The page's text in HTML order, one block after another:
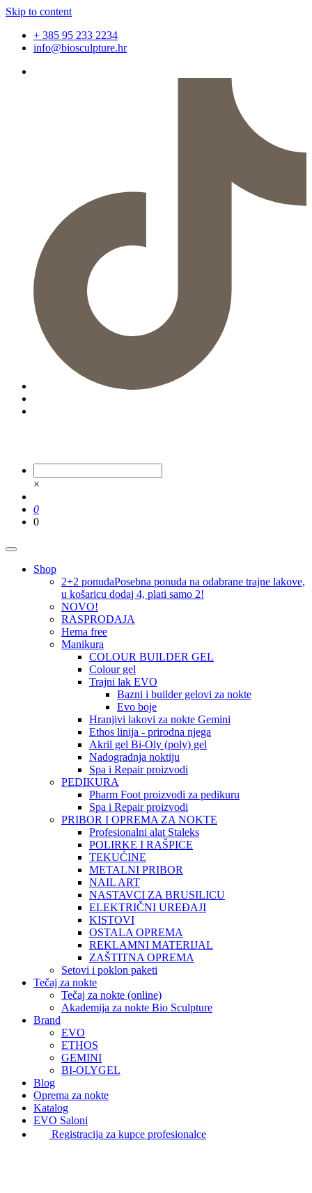
Skip to content
+ 385 95 233 2234
info@biosculpture.hr
×
0
0
Shop
2+2 ponudaPosebna ponuda na odabrane trajne lakove,
u košaricu dodaj 4, plati samo 2!
NOVO!
RASPRODAJA
Hema free
Manikura
COLOUR BUILDER GEL
Colour gel
Trajni lak EVO
Bazni i builder gelovi za nokte
Evo boje
Hranjivi lakovi za nokte Gemini
Ethos linija - prirodna njega
Akril gel Bi-Oly (poly) gel
Nadogradnja noktiju
Spa i Repair proizvodi
PEDIKURA
Pharm Foot proizvodi za pedikuru
Spa i Repair proizvodi
PRIBOR I OPREMA ZA NOKTE
Profesionalni alat Staleks
POLIRKE I RAŠPICE
TEKUĆINE
METALNI PRIBOR
NAIL ART
NASTAVCI ZA BRUSILICU
ELEKTRIČNI UREĐAJI
KISTOVI
OSTALA OPREMA
REKLAMNI MATERIJAL
ZAŠTITNA OPREMA
Setovi i poklon paketi
Tečaj za nokte
Tečaj za nokte (online)
Akademija za nokte Bio Sculpture
Brand
EVO
ETHOS
GEMINI
BI-OLYGEL
Blog
Oprema za nokte
Katalog
EVO Saloni
Registracija za kupce profesionalce